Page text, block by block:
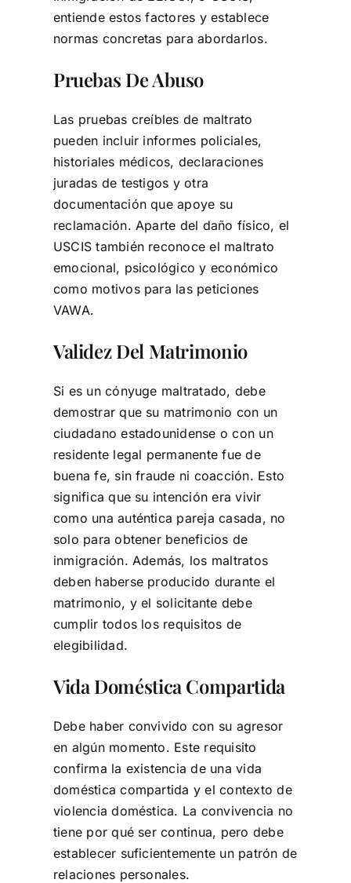
entiende estos factores y establece
normas concretas para abordarlos.
Pruebas De Abuso
Las pruebas creíbles de maltrato
pueden incluir informes policiales,
historiales médicos, declaraciones
juradas de testigos y otra
documentación que apoye su
reclamación. Aparte del daño físico, el
USCIS también reconoce el maltrato
emocional, psicológico y económico
como motivos para las peticiones
VAWA.
Validez Del Matrimonio
Si es un cónyuge maltratado, debe
demostrar que su matrimonio con un
ciudadano estadounidense o con un
residente legal permanente fue de
buena fe, sin fraude ni coacción. Esto
significa que su intención era vivir
como una auténtica pareja casada, no
solo para obtener beneficios de
inmigración. Además, los maltratos
deben haberse producido durante el
matrimonio, y el solicitante debe
cumplir todos los requisitos de
elegibilidad.
Vida Doméstica Compartida
Debe haber convivido con su agresor
en algún momento. Este requisito
confirma la existencia de una vida
doméstica compartida y el contexto de
violencia doméstica. La convivencia no
tiene por qué ser continua, pero debe
establecer suficientemente un patrón de
relaciones personales.